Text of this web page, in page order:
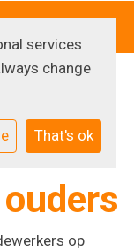
op
services
change
That's ok